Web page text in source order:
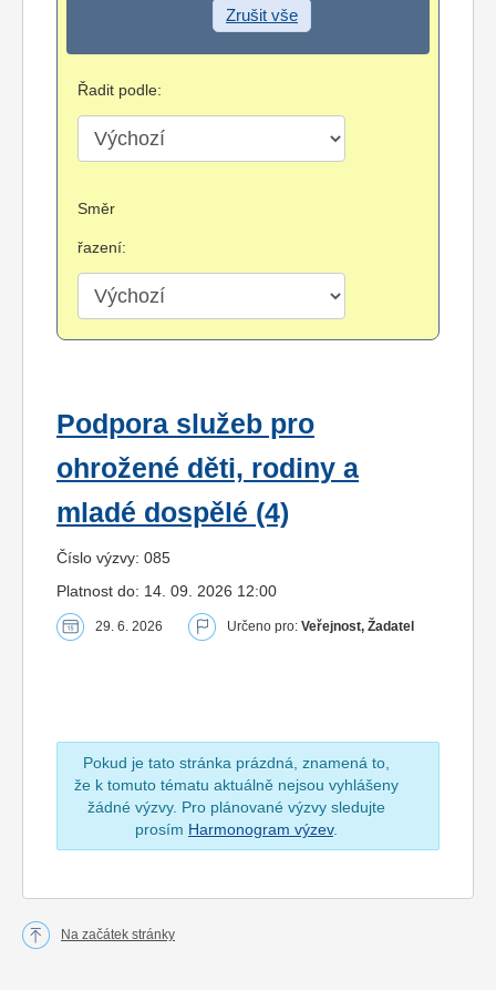
Zrušit vše
Řadit podle:
Směr
řazení:
Podpora služeb pro
ohrožené děti, rodiny a
mladé dospělé (4)
Číslo výzvy: 085
Platnost do: 14. 09. 2026 12:00
29. 6. 2026 Určeno pro: Veřejnost, Žadatel
Pokud je tato stránka prázdná, znamená to,
že k tomuto tématu aktuálně nejsou vyhlášeny
žádné výzvy. Pro plánované výzvy sledujte
prosím Harmonogram výzev.
Na začátek stránky